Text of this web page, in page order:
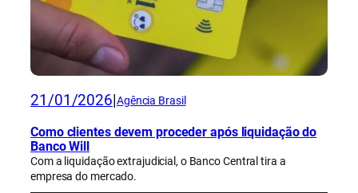
21/01/2026 Agência Brasil
Como clientes devem proceder após liquidação do
Banco Will
Com a liquidação extrajudicial, o Banco Central tira a
empresa do mercado.